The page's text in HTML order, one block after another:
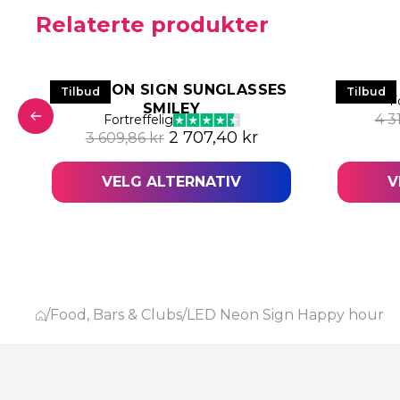
Relaterte produkter
var: 3 609,86 kr.
pris er: 2 707,40 kr.
Tilbud
LED NEON SIGN SUNGLASSES
SMILEY
Fortreffelig
3 609,86kr Opprinnelig pris var: 3 609,86
2 707,40 krNåværende pris
VELG ALTERNATIV
Tilbud
4
/Food, Bars & Clubs/LED Neon Sign Happy hour